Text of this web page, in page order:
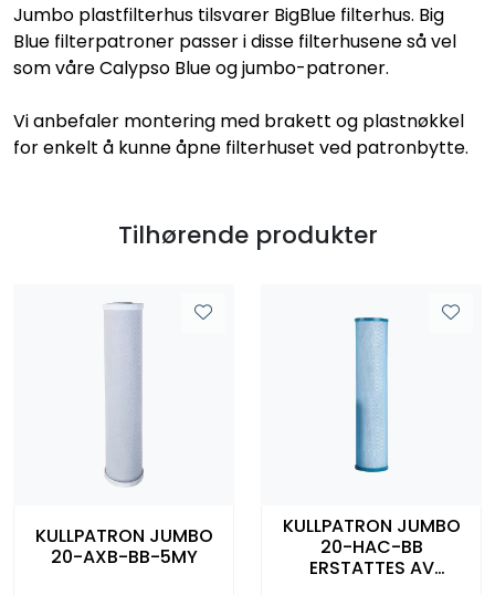
Jumbo plastfilterhus tilsvarer BigBlue filterhus. Big
Blue filterpatroner passer i disse filterhusene så vel
som våre Calypso Blue og jumbo-patroner.
Vi anbefaler montering med brakett og plastnøkkel
for enkelt å kunne åpne filterhuset ved patronbytte.
Tilhørende produkter
KULLPATRON JUMBO
20-AXB-BB-5MY
KULLPATRON JUMBO
20-HAC-BB
ERSTATTES AV